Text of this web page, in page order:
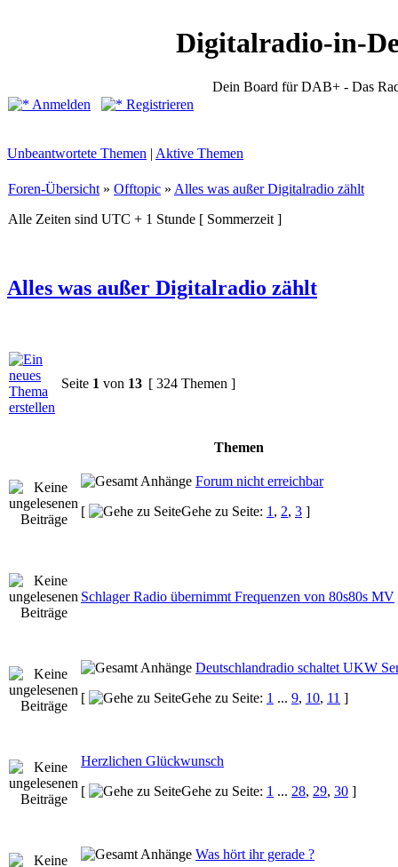
Digitalradio-in-
Dein Board für DAB+ - Das
Anmelden
Registrieren
Unbeantwortete Themen | Aktive Themen
Foren-Übersicht » Offtopic » Alles was außer Digitalradio zählt
Alle Zeiten sind UTC + 1 Stunde [ Sommerzeit ]
Alles was außer Digitalradio zählt
Seite 1 von 13 [ 324 Themen ]
Themen
Forum nicht erreichbar
[
Gehe zu Seite: 1 , 2, 3 ]
Schlager Radio übernimmt Frequenzen von 80s80s MV
Deutschlandradio schaltet UKW
[
Gehe zu Seite: 1 ... 9, 10, 11 ]
Herzlichen Glückwunsch
[
Gehe zu Seite: 1 ... 28, 29, 30 ]
Was hört ihr gerade ?